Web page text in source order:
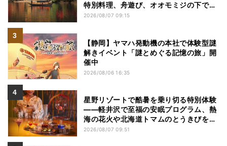
特別料理、舟遊び、オオモミジの下でお
こなう深呼吸など
2026/08/07 09:15
【静岡】ヤマハ発動機の本社で体験型謎
解きイベント「謎とめぐる記憶の旅」開
催中
2026/08/06 16:35
星野リゾートで酷暑を乗り切る特別体験
——軽井沢で至福の安眠プログラム、熱
海の花火や北海道トマムのとうきびを主
役にしたアフタヌーンティー
2026/08/07 09:51